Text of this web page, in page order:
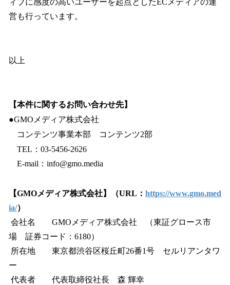
ィブに感度の高いユーザーを起点としたECメディアの運
営も行っています。
以上
【本件に関するお問い合わせ先】
●GMOメディア株式会社
コンテンツ事業本部 コンテンツ2部
TEL：03-5456-2626
E-mail：info@gmo.media
【GMOメディア株式会社】（URL： https://www.gmo.med
ia/）
会社名 GMOメディア株式会社 （東証グロース市
場 証券コード：6180）
所在地 東京都渋谷区桜丘町26番1号 セルリアンタワ
ー
代表者 代表取締役社長 森 輝幸